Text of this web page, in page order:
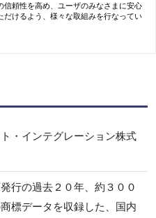
信頼性を高め、ユーザのみなさまに安心
だけるよう、様々な取組みを行なってい
・インテグレーション株式
行の過去２０年、約３００
標データを収録した、国内